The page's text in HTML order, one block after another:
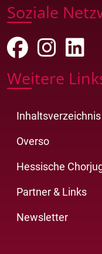
Soziale
Weitere
Inhaltsverzeichnis
Overso
Hessische
Partner & Links
Newsletter